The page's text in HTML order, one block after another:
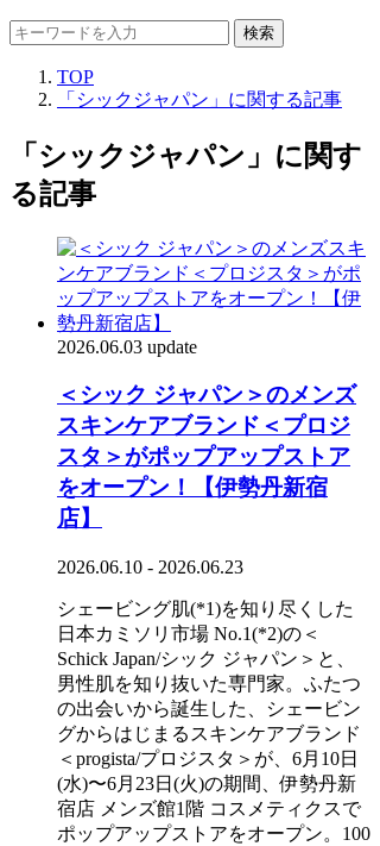
検索
TOP
「シックジャパン」に関する記事
「シックジャパン」に関す
る記事
2026.06.03 update
＜シック ジャパン＞のメンズ
スキンケアブランド＜プロジ
スタ＞がポップアップストア
をオープン！【伊勢丹新宿
店】
2026.06.10 - 2026.06.23
シェービング肌(*1)を知り尽くした
日本カミソリ市場 No.1(*2)の＜
Schick Japan/シック ジャパン＞と、
男性肌を知り抜いた専門家。ふたつ
の出会いから誕生した、シェービン
グからはじまるスキンケアブランド
＜progista/プロジスタ＞が、6月10日
(水)〜6月23日(火)の期間、伊勢丹新
宿店 メンズ館1階 コスメティクスで
ポップアップストアをオープン。100